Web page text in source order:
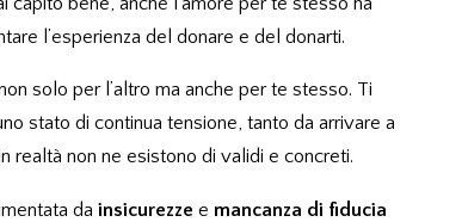
l’esperienza del donare e del donarti.
solo per l’altro ma anche per te stesso. Ti
stato di continua tensione, tanto da arrivare a
realtà non ne esistono di validi e concreti.
da insicurezze e mancanza di fiducia